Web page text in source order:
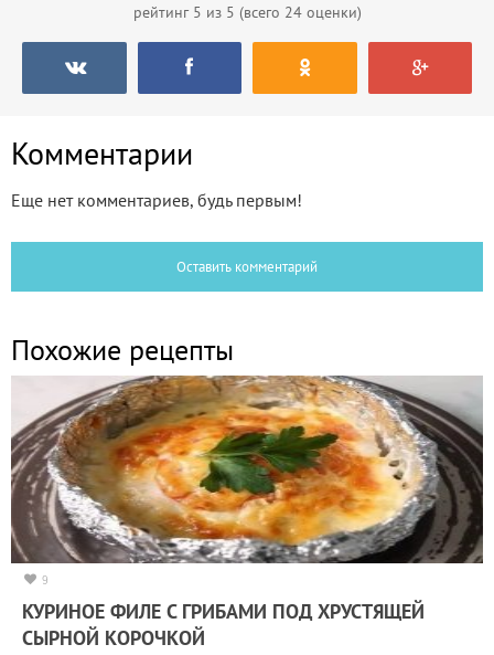
рейтинг 5 из 5 (всего 24оценки)
Комментарии
Еще нет комментариев, будь первым!
Оставить комментарий
Похожие рецепты
9
КУРИНОЕ ФИЛЕ С ГРИБАМИ ПОД ХРУСТЯЩЕЙ
СЫРНОЙ КОРОЧКОЙ